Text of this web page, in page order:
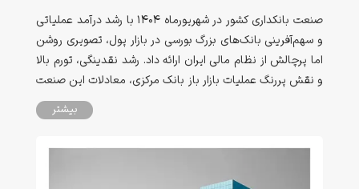
صنعت بانکداری کشور در شهریورماه ۱۴۰۴ با رشد درآمد عملیاتی
و سهم‌آفرینی بانک‌های بزرگ بورسی در بازار پول، تصویری روشن
اما پرچالش از نظام مالی ایران ارائه داد. رشد نقدینگی، تورم بالا
و نقش پررنگ عملیات بازار باز بانک مرکزی، معادلات این صنعت
را بیش از پیش به متغیرهای کلان اقتصادی گره زده است.
بیشتر